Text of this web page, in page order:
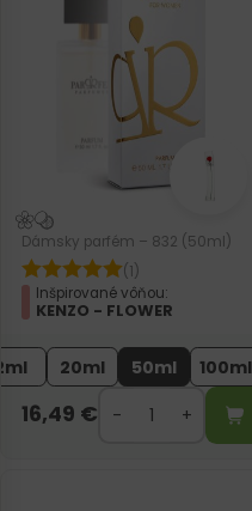
Dámsky parfém – 832 (50ml)
(1)
Inšpirované vôňou:
KENZO - FLOWER
20ml 50ml 100ml
16,49 €